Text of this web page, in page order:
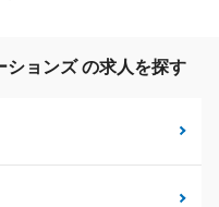
ションズ の求人を探す